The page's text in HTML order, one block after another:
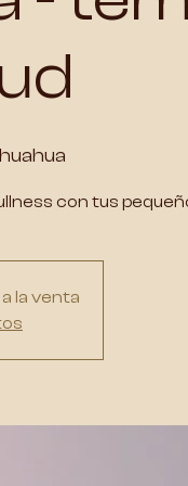
con tus
la venta